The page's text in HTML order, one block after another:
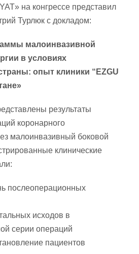
на конгрессе представил
Турлюк с докладом:
малоинвазивной
в условиях
опыт клиники “EZGU
результаты
коронарного
малоинвазивный боковой
клинические
послеоперационных
исходов в
серии операций
пациентов